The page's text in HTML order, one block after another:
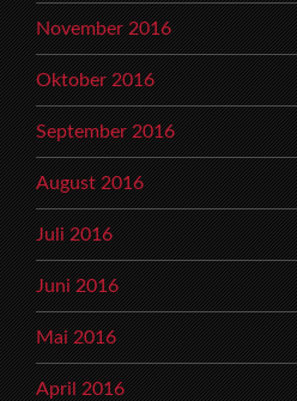
November 2016
Oktober 2016
September 2016
August 2016
Juli 2016
Juni 2016
Mai 2016
April 2016